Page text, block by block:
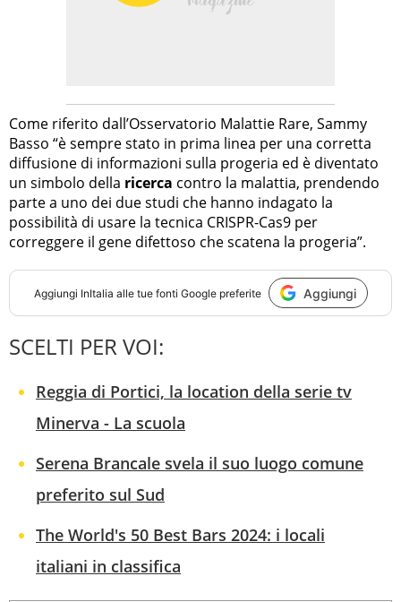
Come riferito dall’Osservatorio Malattie Rare, Sammy
Basso “è sempre stato in prima linea per una corretta
diffusione di informazioni sulla progeria ed è diventato
un simbolo della ricerca contro la malattia, prendendo
parte a uno dei due studi che hanno indagato la
possibilità di usare la tecnica CRISPR-Cas9 per
correggere il gene difettoso che scatena la progeria”.
Aggiungi InItalia alle tue fonti Google preferite Aggiungi
SCELTI PER VOI:
Reggia di Portici, la location della serie tv
Minerva - La scuola
Serena Brancale svela il suo luogo comune
preferito sul Sud
The World's 50 Best Bars 2024: i locali
italiani in classifica